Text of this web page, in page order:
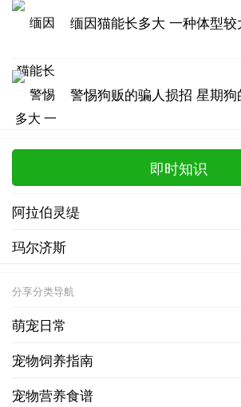
缅因猫能长多大 一种体型
警惕狗贩的骗人损招 星期
即时知识
阿拉伯灵缇
玛尔济斯
分享分类导航
萌宠日常
宠物饲养指南
宠物营养食谱